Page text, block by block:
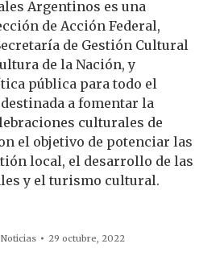
Argentinos es una
de Acción Federal,
de Gestión Cultural
de la Nación, y
pública para todo el
a fomentar la
culturales de
el objetivo de potenciar las
local, el desarrollo de las
y el turismo cultural.
Noticias 29 octubre, 2022